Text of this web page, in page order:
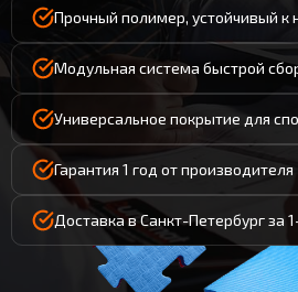
Прочный полимер, устойчивый к
Модульная система быстрой
Универсальное покрытие для
Гарантия 1 год от производителя
Доставка в Санкт-Петербург за